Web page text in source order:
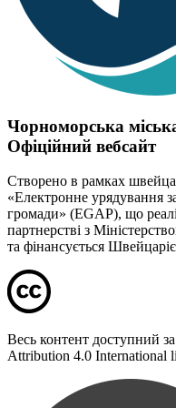
земельних відносин
району Одеської області
виконавчого комітету
району Одеської області
Положення про управління
Одеського району
Положення про відділ
Одеського району
Чорноморська
Офіційний вебсайт
Створено в рамках
«Електронне урядування
громади» (EGAP), що
партнерстві з
та фінансується
Весь контент доступний
Attribution 4.0 International